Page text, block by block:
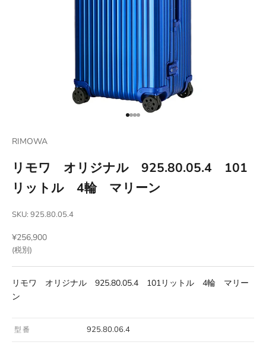
項目に移動する 1
項目に移動する 2
項目に移動する 3
項目に移動する 4
RIMOWA
リモワ オリジナル 925.80.05.4 101
リットル 4輪 マリーン
SKU: 925.80.05.4
セール価格
¥256,900
(税別)
リモワ オリジナル 925.80.05.4 101リットル 4輪 マリー
ン
型番 925.80.06.4